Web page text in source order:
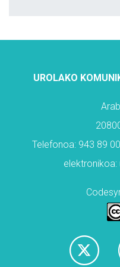
UROLAKO
Telefonoa: 943 89
elektronikoa: